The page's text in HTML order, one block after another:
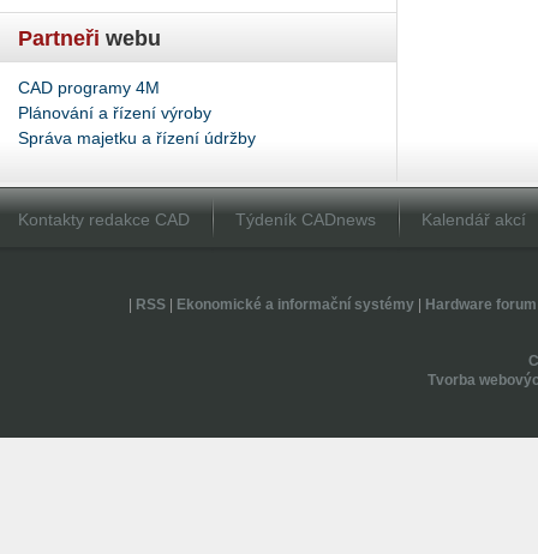
Partneři webu
CAD programy 4M
Plánování a řízení výroby
Správa majetku a řízení údržby
Kontakty redakce CAD Týdeník CADnews Kalendář akcí
RSS| Ekonomické a informační systémy| Hardware forum
Tvorba